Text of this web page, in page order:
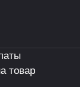
товар